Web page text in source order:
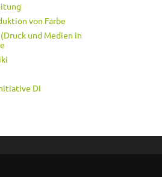
von Farbe
und Medien in
DI